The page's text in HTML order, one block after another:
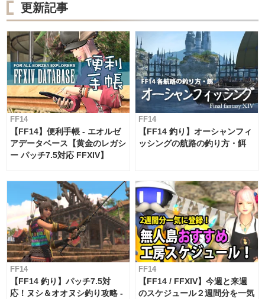
更新記事
FF14
【FF14】便利手帳 - エオルゼ
アデータベース【黄金のレガシ
ー パッチ7.5対応 FFXIV】
FF14
【FF14 釣り】オーシャンフィ
ッシングの航路の釣り方・餌
FF14
【FF14 釣り】パッチ7.5対
応！ヌシ＆オオヌシ釣り攻略 -
FF14
【FF14 / FFXIV】今週と来週
のスケジュール２週間分を一気